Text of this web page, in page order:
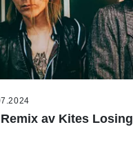
av Kites Losing